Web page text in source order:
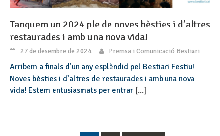
Tanquem un 2024 ple de noves bèsties i d’altres
restaurades i amb una nova vida!
27 de desembre de 2024 Premsa i Comunicació Bestiari
Arribem a finals d’un any esplèndid pel Bestiari Festiu!
Noves bèsties i d’altres de restaurades i amb una nova
vida! Estem entusiasmats per entrar [...]